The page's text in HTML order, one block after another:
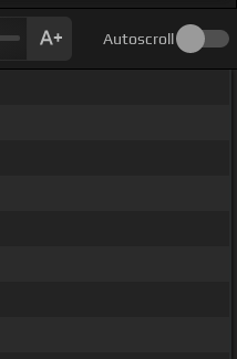
Autoscroll